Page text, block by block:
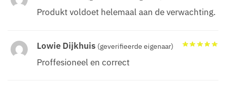
Produkt voldoet helemaal aan de verwachting.
Lowie Dijkhuis (geverifieerde eigenaar)
Proffesioneel en correct